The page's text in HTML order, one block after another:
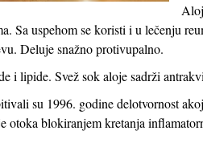
Sa uspehom se koristi i u lečenju
Deluje snažno protivupalno.
i lipide. Svež sok aloje sadrži
su 1996. godine delotvornost
otoka blokiranjem kretanja